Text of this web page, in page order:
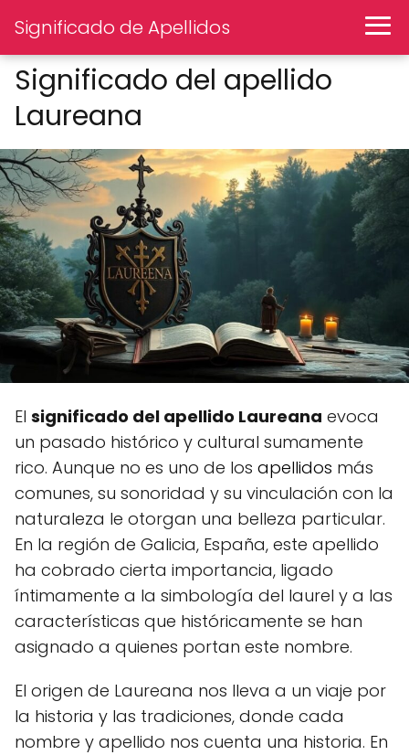
Significado de Apellidos
Significado del apellido
Laureana
El significado del apellido Laureana evoca
un pasado histórico y cultural sumamente
rico. Aunque no es uno de los apellidos más
comunes, su sonoridad y su vinculación con la
naturaleza le otorgan una belleza particular.
En la región de Galicia, España, este apellido
ha cobrado cierta importancia, ligado
íntimamente a la simbología del laurel y a las
características que históricamente se han
asignado a quienes portan este nombre.
El origen de Laureana nos lleva a un viaje por
la historia y las tradiciones, donde cada
nombre y apellido nos cuenta una historia. En